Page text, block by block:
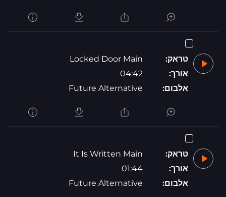
טראק:
Locked Door Main
אורך:
04:42
אלבום:
Future Alternative
טראק:
It Is Written Main
אורך:
01:44
אלבום:
Future Alternative